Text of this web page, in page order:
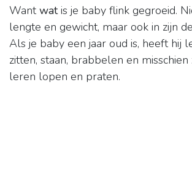
Wantwatis je baby flink gegroeid.
lengte en gewicht, maar ook in zijn
Als je baby een jaar oud is, heeft hij
zitten, staan, brabbelen en
leren lopen en praten.